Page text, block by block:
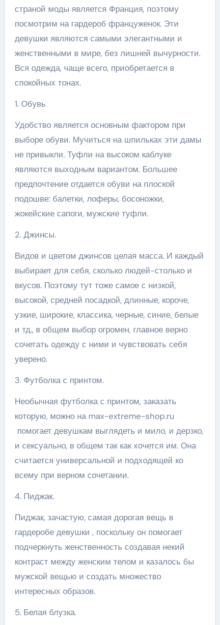
страной моды является Франция, поэтому
посмотрим на гардероб француженок. Эти
девушки являются самыми элегантными и
женственными в мире, без лишней вычурности.
Вся одежда, чаще всего, приобретается в
спокойных тонах.
1. Обувь
Удобство является основным фактором при
выборе обуви. Мучиться на шпильках эти дамы
не привыкли. Туфли на высоком каблуке
являются выходным вариантом. Большее
предпочтение отдается обуви на плоской
подошве: балетки, лоферы, босоножки,
жокейские сапоги, мужские туфли.
2. Джинсы.
Видов и цветом джинсов целая масса. И каждый
выбирает для себя, сколько людей-столько и
вкусов. Поэтому тут тоже самое с низкой,
высокой, средней посадкой, длинные, короче,
узкие, широкие, классика, черные, синие, белые
и тд., в общем выбор огромен, главное верно
сочетать одежду с ними и чувствовать себя
уверено.
3. Футболка с принтом.
Необычная футболка с принтом, заказать
которую, можно на max-extreme-shop.ru
помогает девушкам выглядеть и мило, и дерзко,
и сексуально, в общем так как хочется им. Она
считается универсальной и подходящей ко
всему при верном сочетании.
4. Пиджак.
Пиджак, зачастую, самая дорогая вещь в
гардеробе девушки , поскольку он помогает
подчеркнуть женственность создавая некий
контраст между женским телом и казалось бы
мужской вещью и создать множество
интересных образов.
5. Белая блузка.